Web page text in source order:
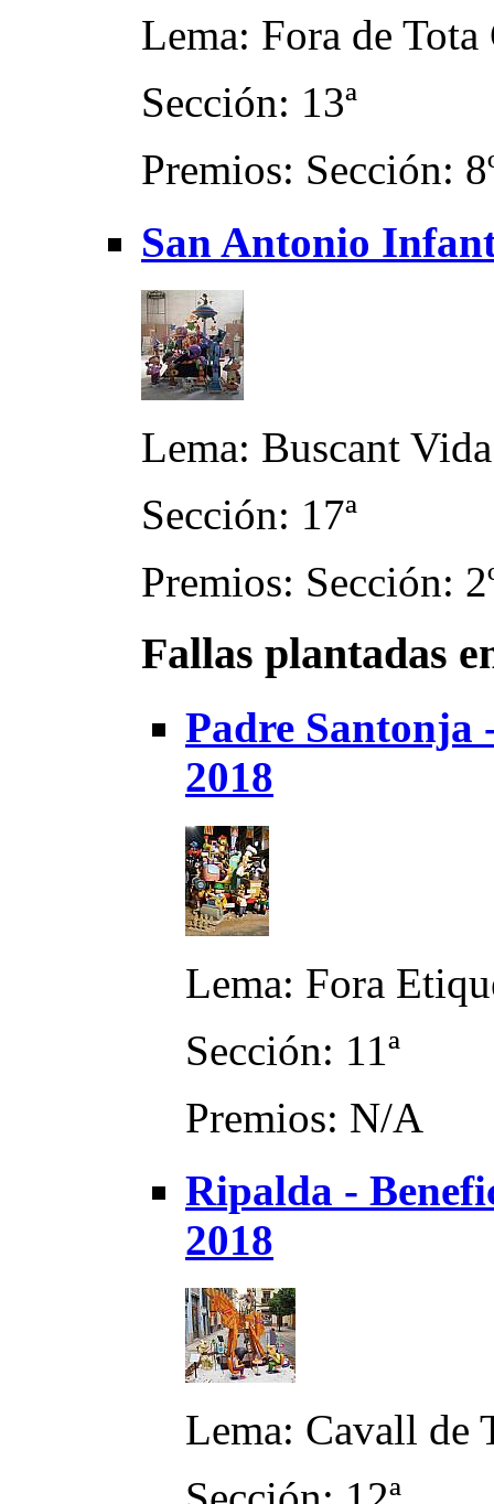
Lema: Fora de Tota
Sección: 13ª
Premios: Sección:
San Antonio
Lema: Buscant
Sección: 17ª
Premios: Sección:
Fallas plantadas
Padre
2018
Lema: Fora
Sección: 11ª
Premios: N/A
Ripalda -
2018
Lema: Cavall de